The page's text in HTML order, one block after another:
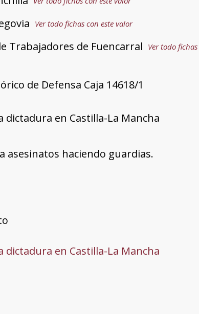
Ver todo fichas con este valor
Trabajadores de Fuencarral Ver todo
de Defensa Caja 14618/1
dictadura en Castilla-La Mancha
asesinatos haciendo guardias.
dictadura en Castilla-La Mancha